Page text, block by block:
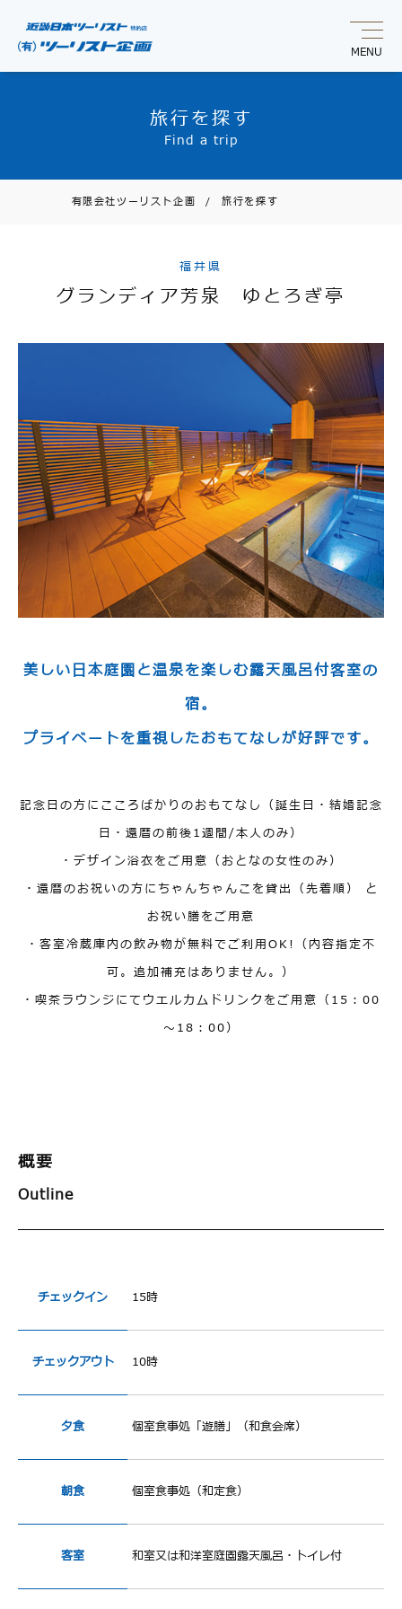
MENU
旅行を探す
Find a trip
有限会社ツーリスト企画 /旅行を探す
福井県
グランディア芳泉 ゆとろぎ亭
美しい日本庭園と温泉を楽しむ露天風呂付客室の
宿。
プライベートを重視したおもてなしが好評です。
記念日の方にこころばかりのおもてなし（誕生日・結婚記念
日・還暦の前後1週間/本人のみ）
・デザイン浴衣をご用意（おとなの女性のみ）
・還暦のお祝いの方にちゃんちゃんこを貸出（先着順） と
お祝い膳をご用意
・客室冷蔵庫内の飲み物が無料でご利用OK!（内容指定不
可。追加補充はありません。）
・喫茶ラウンジにてウエルカムドリンクをご用意（15：00
～18：00）
概要
Outline
チェックイン 15時
チェックアウト 10時
夕食 個室食事処「遊膳」（和食会席）
朝食 個室食事処（和定食）
客室 和室又は和洋室庭園露天風呂・トイレ付